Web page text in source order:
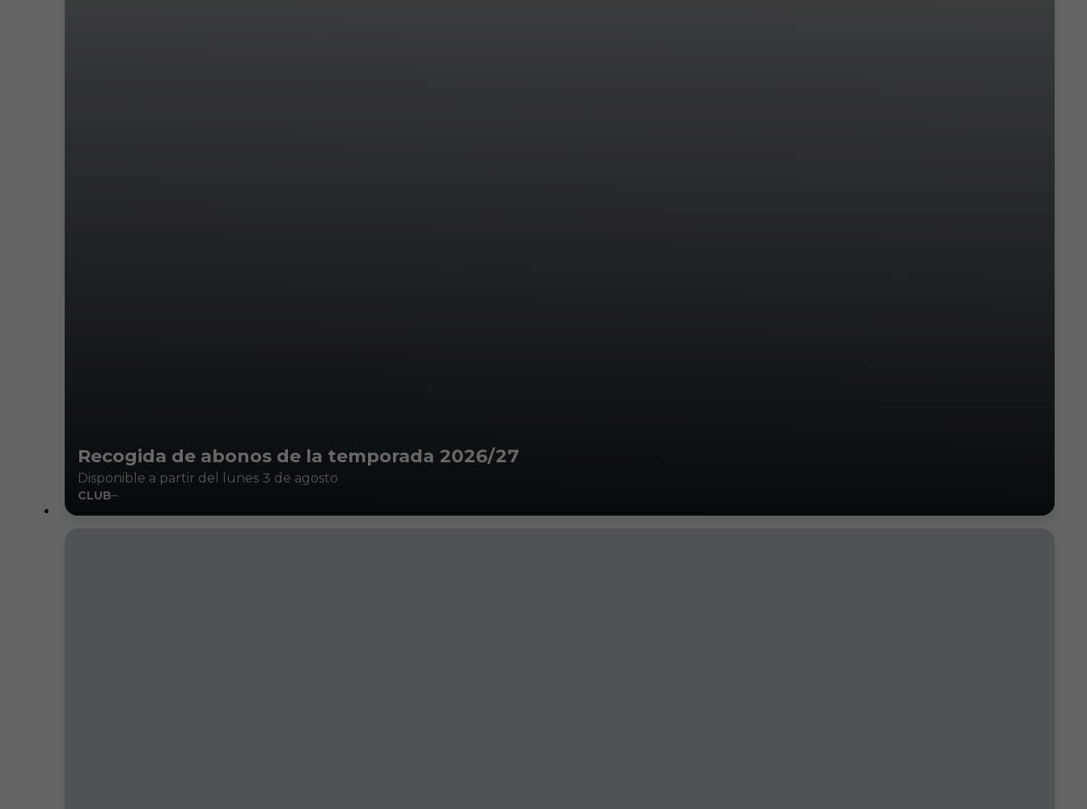
Recogida de abonos de la temporada 2026/27
Disponible a partir del lunes 3 de agosto
CLUB